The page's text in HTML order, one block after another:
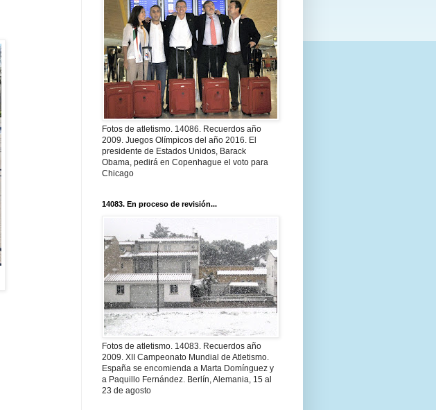
Fotos de atletismo. 14086. Recuerdos año
2009. Juegos Olímpicos del año 2016. El
presidente de Estados Unidos, Barack
Obama, pedirá en Copenhague el voto para
Chicago
14083. En proceso de revisión...
Fotos de atletismo. 14083. Recuerdos año
2009. XII Campeonato Mundial de Atletismo.
España se encomienda a Marta Domínguez y
a Paquillo Fernández. Berlín, Alemania, 15 al
23 de agosto